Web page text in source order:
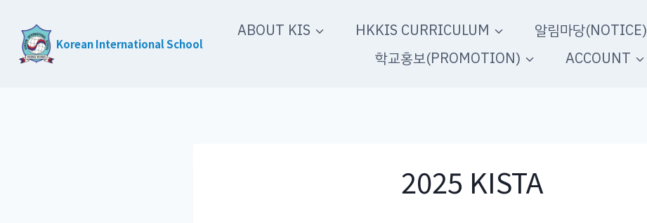
content
Korean International School
ABOUT KIS HKKIS CURRICULUM 알림마당(NOTICE)
학교홍보(PROMOTION)
ACCOUNT
2025 KISTA